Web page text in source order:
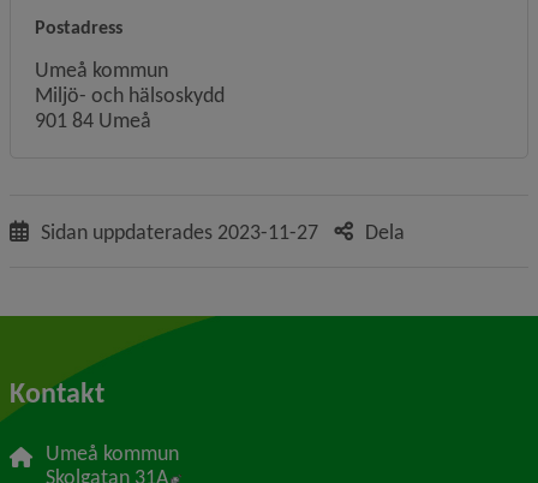
Postadress
Umeå kommun
Miljö- och hälsoskydd
901 84 Umeå
Sidan uppdaterades 2023-11-27 Dela
Kontakt
Umeå kommun
Skolgatan 31A Länk till annan webbplats, öppnas i nytt